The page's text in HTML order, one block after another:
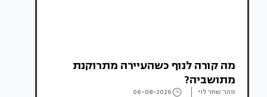
מה קורה לנוף כשהעיירה מתרוקנת
מתושביה?
זוהר שחר לוי 06-08-2026